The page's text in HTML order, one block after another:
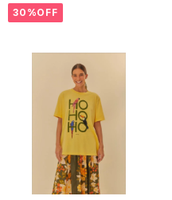
30%OFF